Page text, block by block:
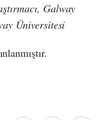
Galway
Üniversitesi